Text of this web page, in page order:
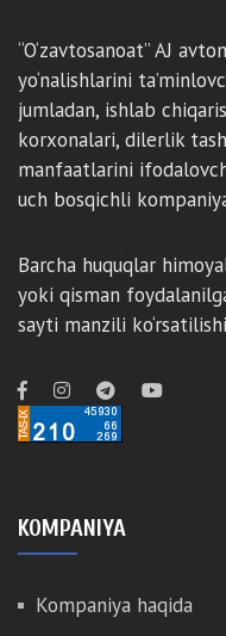
“O‘zavtosanoat” AJ
yo‘nalishlarini
jumladan, ishlab
korxonalari, dilerlik
manfaatlarini
uch bosqichli
Barcha huquqlar
yoki qisman
sayti manzili
KOMPANIYA
Kompaniya haqida